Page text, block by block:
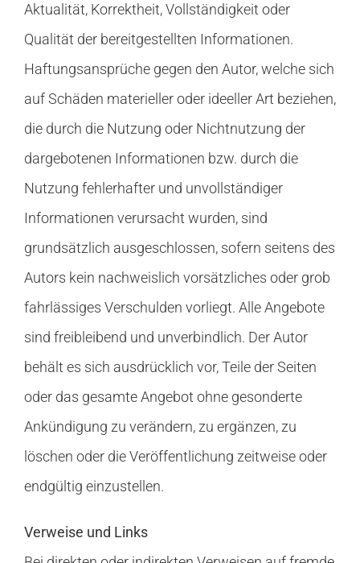
Team
Aktualität, Korrektheit, Vollständigkeit oder
Qualität der bereitgestellten Informationen.
Haftungsansprüche gegen den Autor, welche sich
auf Schäden materieller oder ideeller Art beziehen,
die durch die Nutzung oder Nichtnutzung der
dargebotenen Informationen bzw. durch die
Nutzung fehlerhafter und unvollständiger
Informationen verursacht wurden, sind
grundsätzlich ausgeschlossen, sofern seitens des
Autors kein nachweislich vorsätzliches oder grob
fahrlässiges Verschulden vorliegt. Alle Angebote
sind freibleibend und unverbindlich. Der Autor
behält es sich ausdrücklich vor, Teile der Seiten
oder das gesamte Angebot ohne gesonderte
Ankündigung zu verändern, zu ergänzen, zu
löschen oder die Veröffentlichung zeitweise oder
endgültig einzustellen.
Verweise und Links